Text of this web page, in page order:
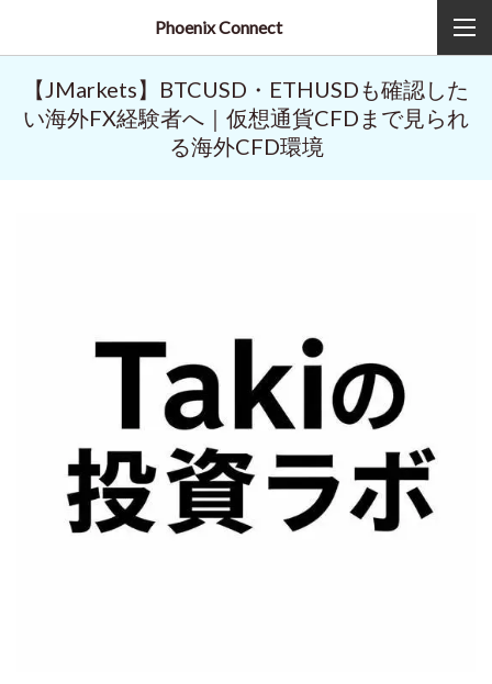
Phoenix Connect
【JMarkets】BTCUSD・ETHUSDも確認した
い海外FX経験者へ｜仮想通貨CFDまで見られ
る海外CFD環境